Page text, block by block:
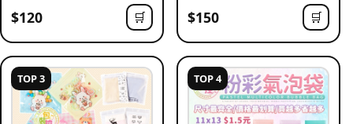
$120 🛒 $150 🛒
TOP 3 TOP 4